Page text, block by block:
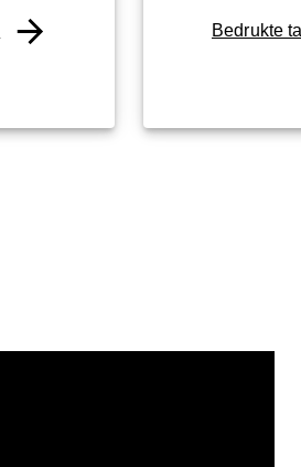
Bedrukte